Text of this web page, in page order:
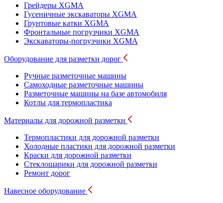
Грейдеры XGMA
Гусеничные экскаваторы XGMA
Грунтовые катки XGMA
Фронтальные погрузчики XGMA
Экскаваторы-погрузчики XGMA
Оборудование для разметки дорог
Ручные разметочные машины
Самоходные разметочные машины
Разметочные машины на базе автомобиля
Котлы для термопластика
Материалы для дорожной разметки
Термопластики для дорожной разметки
Холодные пластики для дорожной разметки
Краски для дорожной разметки
Стеклошарики для дорожной разметки
Ремонт дорог
Навесное оборудование